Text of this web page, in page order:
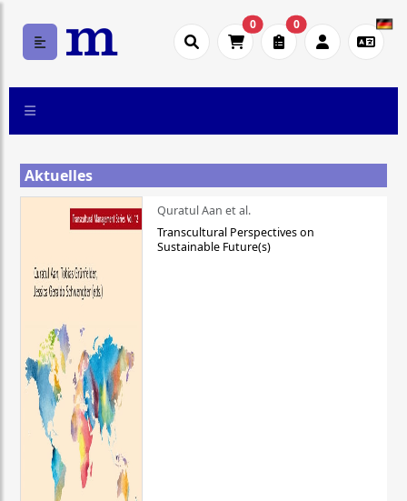
0 0
Aktuelles
Quratul Aan et al.
Transcultural Perspectives on
Sustainable Future(s)